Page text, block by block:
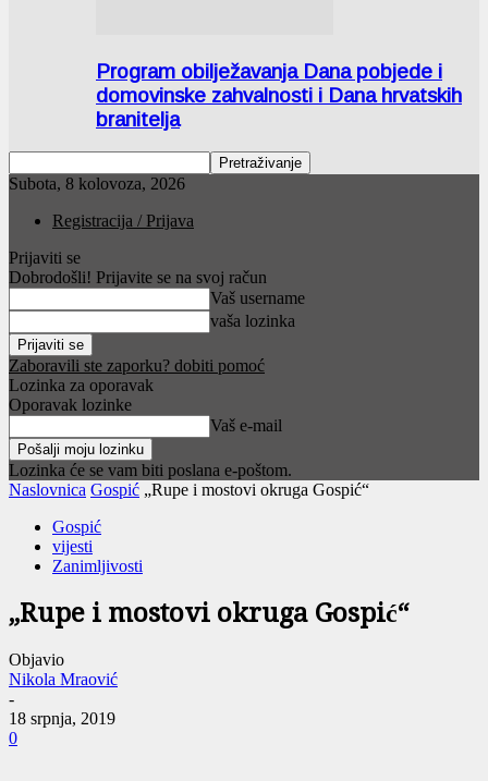
Program obilježavanja Dana pobjede i
domovinske zahvalnosti i Dana hrvatskih
branitelja
Subota, 8 kolovoza, 2026
Registracija / Prijava
Prijaviti se
Dobrodošli! Prijavite se na svoj račun
Vaš username
vaša lozinka
Zaboravili ste zaporku? dobiti pomoć
Lozinka za oporavak
Oporavak lozinke
Vaš e-mail
Lozinka će se vam biti poslana e-poštom.
Naslovnica Gospić „Rupe i mostovi okruga Gospić“
Gospić
vijesti
Zanimljivosti
„Rupe i mostovi okruga Gospić“
Objavio
Nikola Mraović
-
18 srpnja, 2019
0